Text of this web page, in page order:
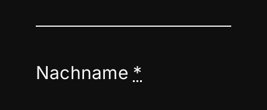
Nachname *